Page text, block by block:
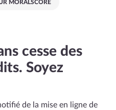
MORALSCORE
cesse des
Soyez
de la mise en ligne de